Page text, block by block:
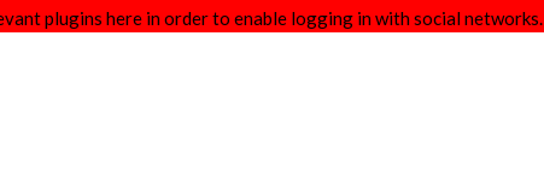
plugins here in order to enable logging in with social networks.